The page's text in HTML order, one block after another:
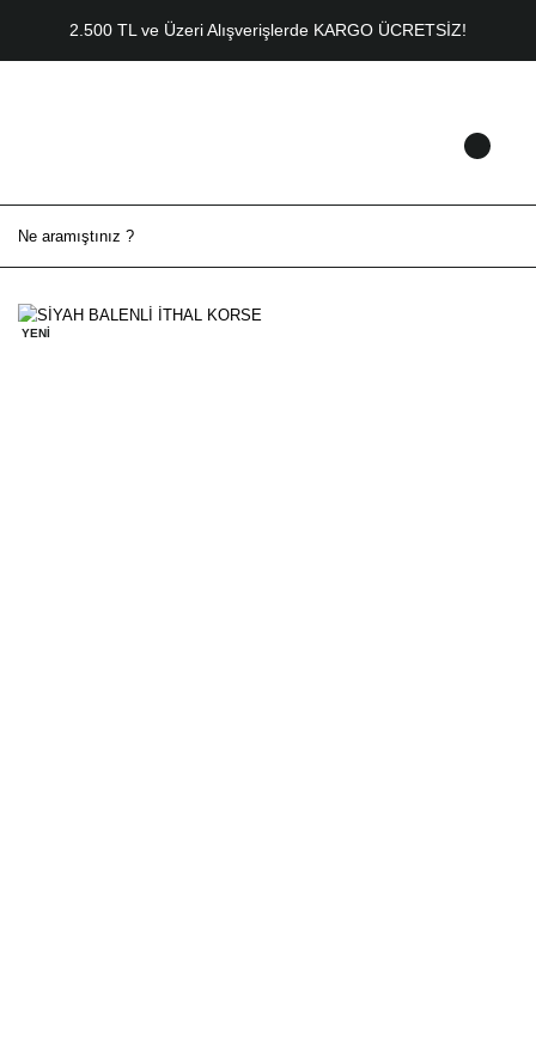
2.500 TL ve Üzeri Alışverişlerde KARGO ÜCRETSİZ!
YENİ